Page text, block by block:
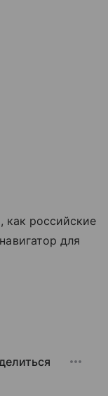
как российские
для